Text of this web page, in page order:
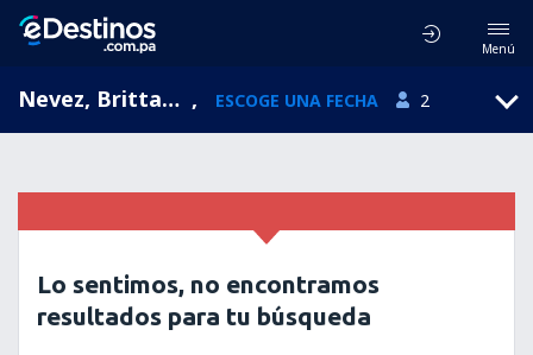
Menú
Nevez, Brittany, Francia , ESCOGE UNA FECHA 2
Lo sentimos, no encontramos
resultados para tu búsqueda